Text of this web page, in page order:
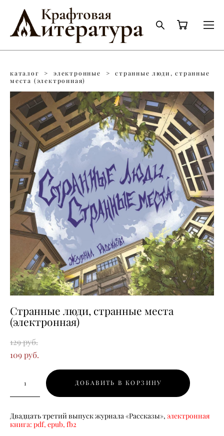
каталог > электронные >
странные люди, странные
места (электронная)
Странные люди, странные места
(электронная)
129 pуб.
109 pуб.
ДОБАВИТЬ В КОРЗИНУ
Двадцать третий выпуск журнала «Рассказы», электронная
книга: pdf, epub, fb2